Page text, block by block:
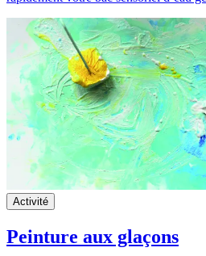
Activité
Peinture aux glaçons